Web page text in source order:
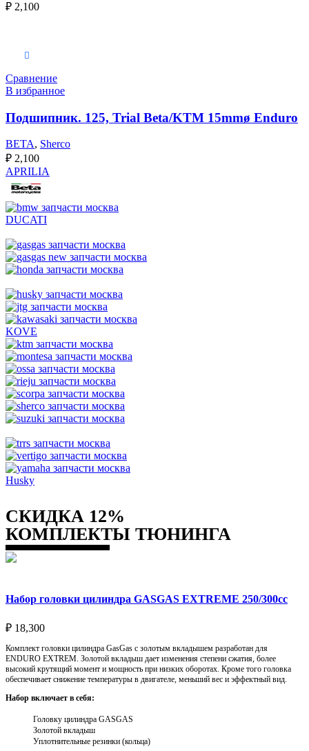
₽ 2,100
Сравнение
В избранное
Подшипник. 125, Trial Beta/KTM 15mmø Enduro
BETA, Sherco
₽ 2,100
APRILIA
DUCATI
KOVE
Husky
СКИДКА 12%
КОМПЛЕКТЫ ТЮНИНГА
Набор головки цилиндра GASGAS EXTREME 250/300cc
₽ 18,300
Комплект головки цилиндра GasGas с золотым вкладышем разработан для
ENDURO EXTREM. Золотой вкладыш дает изменения степени сжатия, более
высокий крутящий момент и мощность при низких оборотах. Кроме того головка
обеспечивает снижение температуры в двигателе, меньший вес и эффектный вид.
Набор включает в себя:
Головку цилиндра GASGAS
Золотой вкладыш
Уплотнительные резинки (кольца)